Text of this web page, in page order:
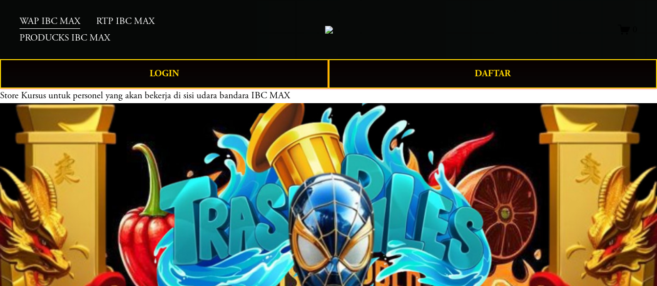
WAP IBC MAX
RTP IBC MAX
PRODUCKS IBC MAX
LOGIN DAFTAR
Store Kursus untuk personel yang akan bekerja di sisi udara bandara IBC MAX